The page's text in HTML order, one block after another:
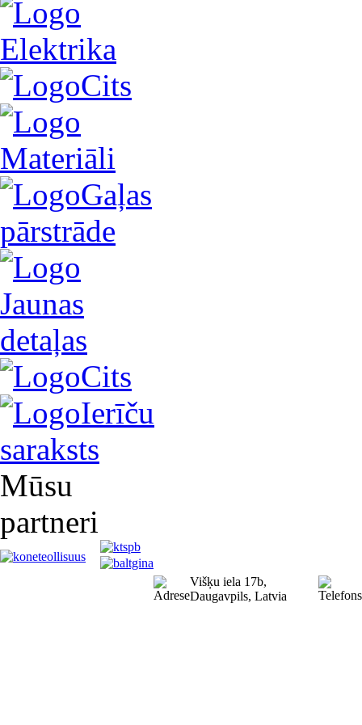
Elektrika
Cits
Materiāli
Gaļas
pārstrāde
Jaunas
detaļas
Cits
Ierīču
saraksts
Mūsu
partneri
Višķu iela 17b,
Daugavpils, Latvia